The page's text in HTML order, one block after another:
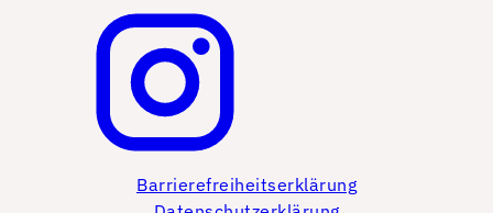
Barrierefreiheitserklärung